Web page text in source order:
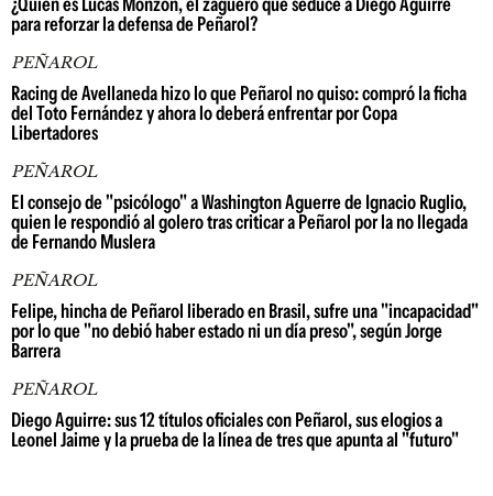
para reforzar la defensa de Peñarol?
PEÑAROL
Racing de Avellaneda hizo lo que Peñarol no quiso: compró la ficha
del Toto Fernández y ahora lo deberá enfrentar por Copa
Libertadores
PEÑAROL
El consejo de "psicólogo" a Washington Aguerre de Ignacio Ruglio,
quien le respondió al golero tras criticar a Peñarol por la no llegada
de Fernando Muslera
PEÑAROL
Felipe, hincha de Peñarol liberado en Brasil, sufre una "incapacidad"
por lo que "no debió haber estado ni un día preso", según Jorge
Barrera
PEÑAROL
Diego Aguirre: sus 12 títulos oficiales con Peñarol, sus elogios a
Leonel Jaime y la prueba de la línea de tres que apunta al "futuro"